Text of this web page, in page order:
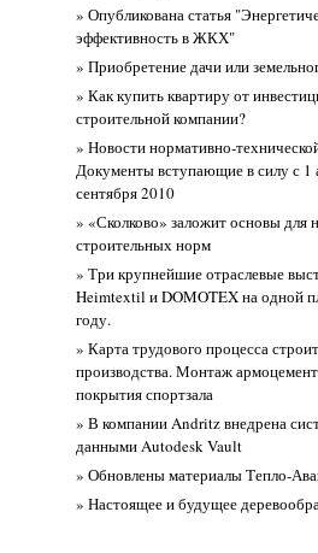
» Опубликована статья
эффективность в ЖКХ"
» Приобретение дачи или
» Как купить квартиру от
строительной компании?
» Новости нормативно-
Документы вступающие в силу с 1
сентября 2010
» «Сколково» заложит основы для
строительных норм
» Три крупнейшие отраслевые
Heimtextil и DOMOTEX на одной
году.
» Карта трудового процесса
производства. Монтаж
покрытия спортзала
» В компании Andritz внедрена
данными Autodesk Vault
» Обновлены материалы Тепло-
» Настоящее и будущее